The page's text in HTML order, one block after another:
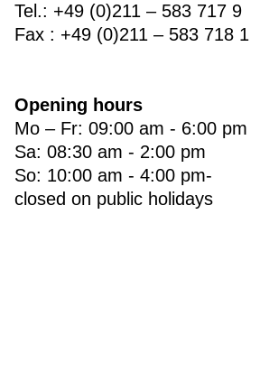
Tel.: +49 (0)211 – 583 717 9
Fax : +49 (0)211 – 583 718 1
Opening hours
Mo – Fr: 09:00 am - 6:00 pm
Sa: 08:30 am - 2:00 pm
So: 10:00 am - 4:00 pm-
closed on public holidays